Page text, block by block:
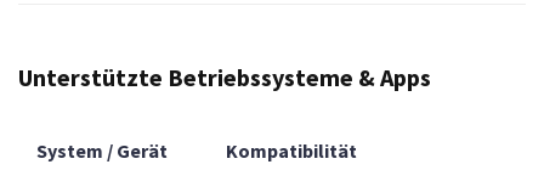
Unterstützte Betriebssysteme & Apps
System / Gerät Kompatibilität